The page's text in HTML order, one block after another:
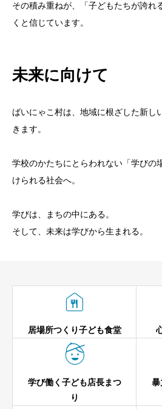
その積み重ねが、「子どもたちが誇れ
くと信じています。
未来に向けて
ばいにゃこ村は、地域に根ざした新し
きます。
学校のかたちにとらわれない「学びの
けられる社会へ。
学びは、まちの中にある。
そして、未来は学びから生まれる。

居場所つくり子ども食堂

学び働く子ども店長まつ
り
暴